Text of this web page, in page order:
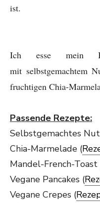
ist.
Ich esse mein
mit selbstgemachtem
fruchtigen Chia-
Passende Rezepte:
Selbstgemachtes
Chia-Marmelade (
Mandel-French-Toast
Vegane Pancakes (
Vegane Crepes (